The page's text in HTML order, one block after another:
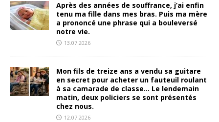
Après des années de souffrance, j’ai enfin
tenu ma fille dans mes bras. Puis ma mère
a prononcé une phrase qui a bouleversé
notre vie.
13.07.2026
Mon fils de treize ans a vendu sa guitare
en secret pour acheter un fauteuil roulant
à sa camarade de classe… Le lendemain
matin, deux policiers se sont présentés
chez nous.
12.07.2026